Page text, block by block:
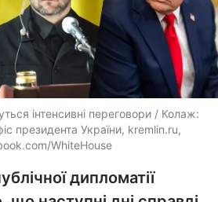
інтенсивні переговори / Колаж:
президента України, kremlin.ru,
WhiteHouse
дипломатії